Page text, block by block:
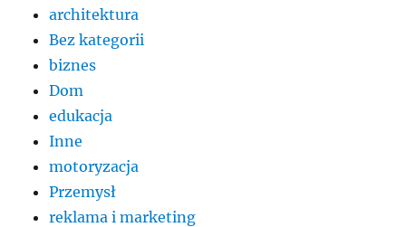
architektura
Bez kategorii
biznes
Dom
edukacja
Inne
motoryzacja
Przemysł
reklama i marketing